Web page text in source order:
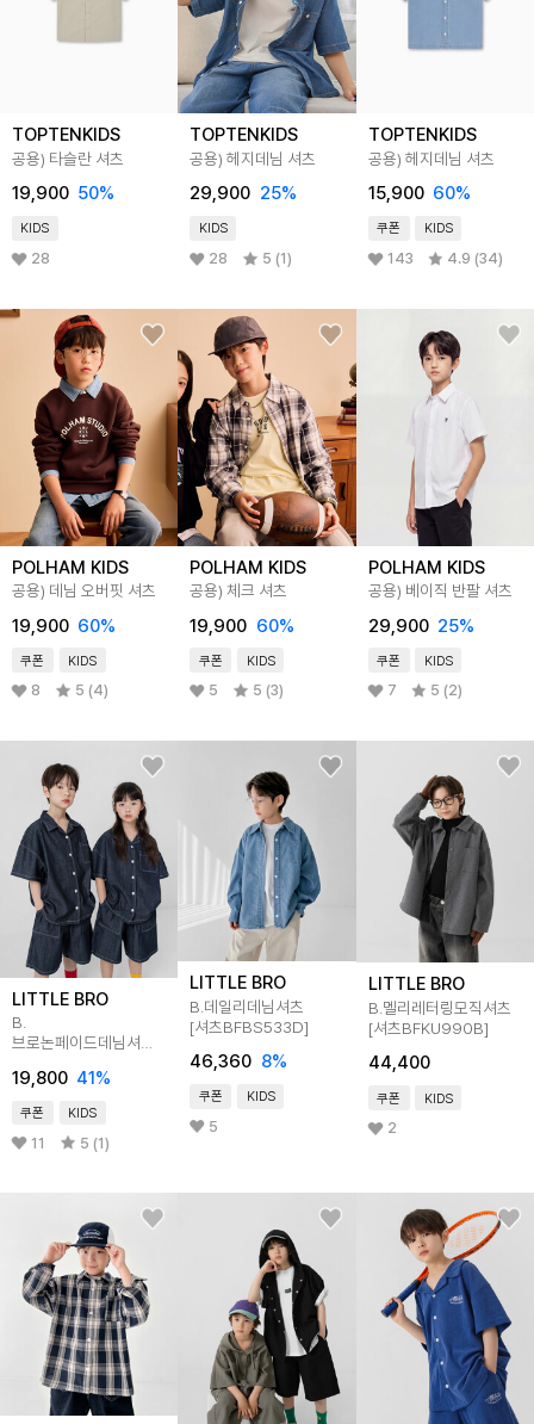
TOPTENKIDS
공용) 타슬란 셔츠
19,900 50%
KIDS
28
TOPTENKIDS
공용) 헤지데님 셔츠
29,900 25%
KIDS
28 5 (1)
TOPTENKIDS
공용) 헤지데님 셔츠
15,900 60%
쿠폰 KIDS
143 4.9 (34)
POLHAM KIDS
공용) 데님 오버핏 셔츠
19,900 60%
쿠폰 KIDS
8 5 (4)
POLHAM KIDS
공용) 체크 셔츠
19,900 60%
쿠폰 KIDS
5 5 (3)
POLHAM KIDS
공용) 베이직 반팔 셔츠
29,900 25%
쿠폰 KIDS
7 5 (2)
LITTLE BRO
B.
브로논페이드데님셔츠
19,800 41%
쿠폰 KIDS
11 5 (1)
LITTLE BRO
B.데일리데님셔츠
[셔츠BFBS533D]
46,360 8%
쿠폰 KIDS
5
LITTLE BRO
B.멜리레터링모직셔츠
[셔츠BFKU990B]
44,400
쿠폰 KIDS
2